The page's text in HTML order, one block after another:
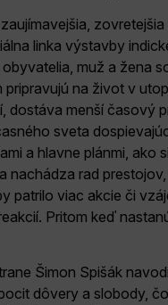
zovretejšia
linka výstavby
muž a žena
pripravujú na život v
dostáva menší časový
sveta
a hlavne plánmi, ako
nachádza rad
patrilo viac akcie či
Pritom keď
Šimon Spišák
dôvery a slobody,